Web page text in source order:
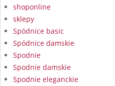
shoponline
sklepy
Spódnice basic
Spódnice damskie
Spodnie
Spodnie damskie
Spodnie eleganckie